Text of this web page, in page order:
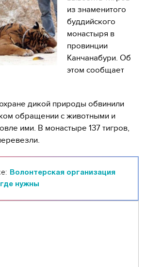
из знаменитого
буддийского
монастыря в
провинции
Канчанабури. Об
этом сообщает
дикой природы обвинили
обращении с животными и
ими. В монастыре 137 тигров,
Волонтерская организация
нужны